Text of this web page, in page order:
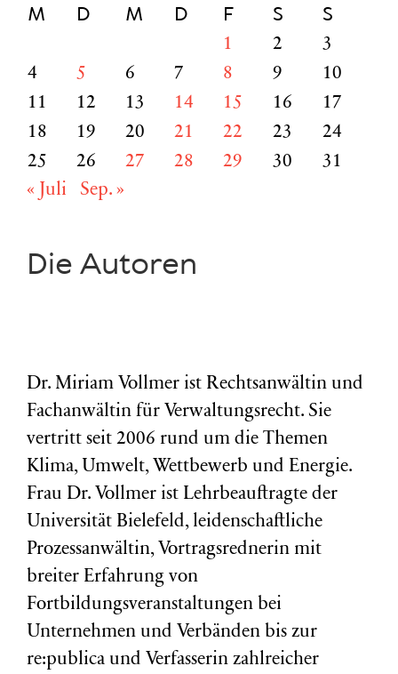
M D M D F S S
1 2
3
4
5 6 7 8 9
10
11
12 13 14 15 16
17
18
19 20 21 22 23
24
25
26 27 28 29 30
31
« Juli
Sep. »
Die Autoren
Dr. Miriam Vollmer ist Rechtsanwältin und
Fachanwältin für Verwaltungsrecht. Sie
vertritt seit 2006 rund um die Themen
Klima, Umwelt, Wettbewerb und Energie.
Frau Dr. Vollmer ist Lehrbeauftragte der
Universität Bielefeld, leidenschaftliche
Prozessanwältin, Vortragsrednerin mit
breiter Erfahrung von
Fortbildungsveranstaltungen bei
Unternehmen und Verbänden bis zur
re:publica und Verfasserin zahlreicher